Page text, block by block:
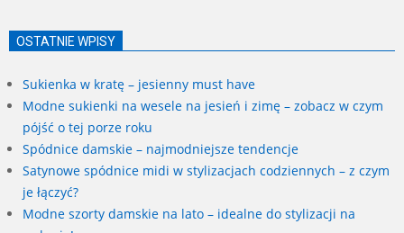
OSTATNIE WPISY
Sukienka w kratę – jesienny must have
Modne sukienki na wesele na jesień i zimę – zobacz w czym
pójść o tej porze roku
Spódnice damskie – najmodniejsze tendencje
Satynowe spódnice midi w stylizacjach codziennych – z czym
je łączyć?
Modne szorty damskie na lato – idealne do stylizacji na